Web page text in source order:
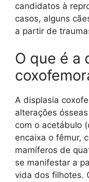
candidatos à
casos, alguns
a partir de
O que é a
A displasia
alterações
com o acetábulo
encaixa o fêmur,
mamíferos de
se manifestar a
vida dos filhotes.